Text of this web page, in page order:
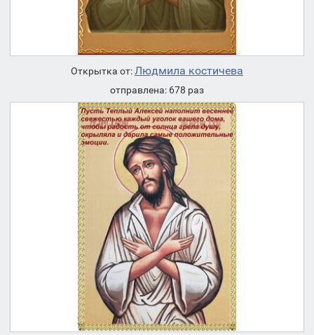
Открытка от:Людмила костичева
отправлена: 678 раз